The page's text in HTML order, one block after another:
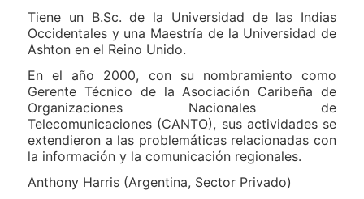
Tiene un B.Sc. de la Universidad de las Indias
Occidentales y una Maestría de la Universidad de
Ashton en el Reino Unido.
En el año 2000, con su nombramiento como
Gerente Técnico de la Asociación Caribeña de
Organizaciones Nacionales de
Telecomunicaciones (CANTO), sus actividades se
extendieron a las problemáticas relacionadas con
la información y la comunicación regionales.
Anthony Harris (Argentina, Sector Privado)